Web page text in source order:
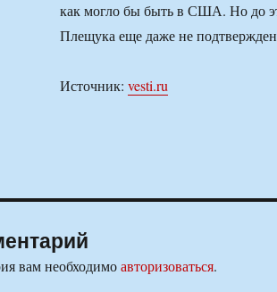
как могло бы быть в США. Но до
Плещука еще даже не
Источник: vesti.ru
вам необходимоавторизоваться.